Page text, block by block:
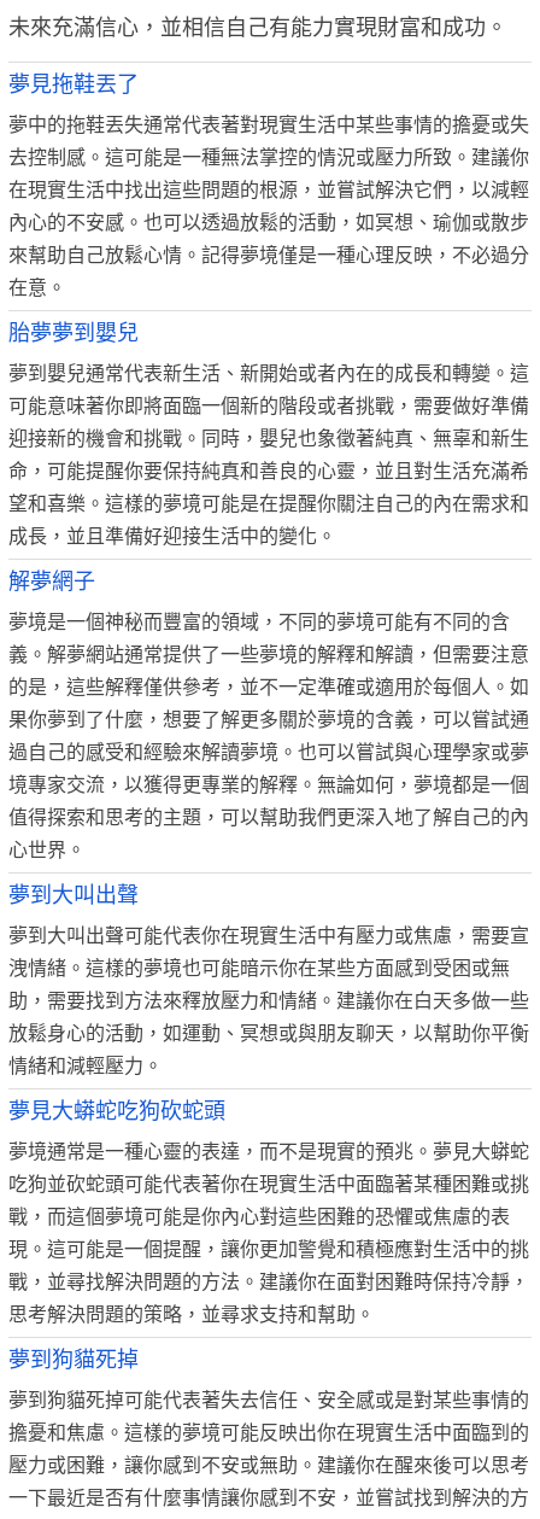
未來充滿信心，並相信自己有能力實現財富和成功。
夢見拖鞋丟了
夢中的拖鞋丟失通常代表著對現實生活中某些事情的擔憂或失
去控制感。這可能是一種無法掌控的情況或壓力所致。建議你
在現實生活中找出這些問題的根源，並嘗試解決它們，以減輕
內心的不安感。也可以透過放鬆的活動，如冥想、瑜伽或散步
來幫助自己放鬆心情。記得夢境僅是一種心理反映，不必過分
在意。
胎夢夢到嬰兒
夢到嬰兒通常代表新生活、新開始或者內在的成長和轉變。這
可能意味著你即將面臨一個新的階段或者挑戰，需要做好準備
迎接新的機會和挑戰。同時，嬰兒也象徵著純真、無辜和新生
命，可能提醒你要保持純真和善良的心靈，並且對生活充滿希
望和喜樂。這樣的夢境可能是在提醒你關注自己的內在需求和
成長，並且準備好迎接生活中的變化。
解夢網子
夢境是一個神秘而豐富的領域，不同的夢境可能有不同的含
義。解夢網站通常提供了一些夢境的解釋和解讀，但需要注意
的是，這些解釋僅供參考，並不一定準確或適用於每個人。如
果你夢到了什麼，想要了解更多關於夢境的含義，可以嘗試通
過自己的感受和經驗來解讀夢境。也可以嘗試與心理學家或夢
境專家交流，以獲得更專業的解釋。無論如何，夢境都是一個
值得探索和思考的主題，可以幫助我們更深入地了解自己的內
心世界。
夢到大叫出聲
夢到大叫出聲可能代表你在現實生活中有壓力或焦慮，需要宣
洩情緒。這樣的夢境也可能暗示你在某些方面感到受困或無
助，需要找到方法來釋放壓力和情緒。建議你在白天多做一些
放鬆身心的活動，如運動、冥想或與朋友聊天，以幫助你平衡
情緒和減輕壓力。
夢見大蟒蛇吃狗砍蛇頭
夢境通常是一種心靈的表達，而不是現實的預兆。夢見大蟒蛇
吃狗並砍蛇頭可能代表著你在現實生活中面臨著某種困難或挑
戰，而這個夢境可能是你內心對這些困難的恐懼或焦慮的表
現。這可能是一個提醒，讓你更加警覺和積極應對生活中的挑
戰，並尋找解決問題的方法。建議你在面對困難時保持冷靜，
思考解決問題的策略，並尋求支持和幫助。
夢到狗貓死掉
夢到狗貓死掉可能代表著失去信任、安全感或是對某些事情的
擔憂和焦慮。這樣的夢境可能反映出你在現實生活中面臨到的
壓力或困難，讓你感到不安或無助。建議你在醒來後可以思考
一下最近是否有什麼事情讓你感到不安，並嘗試找到解決的方